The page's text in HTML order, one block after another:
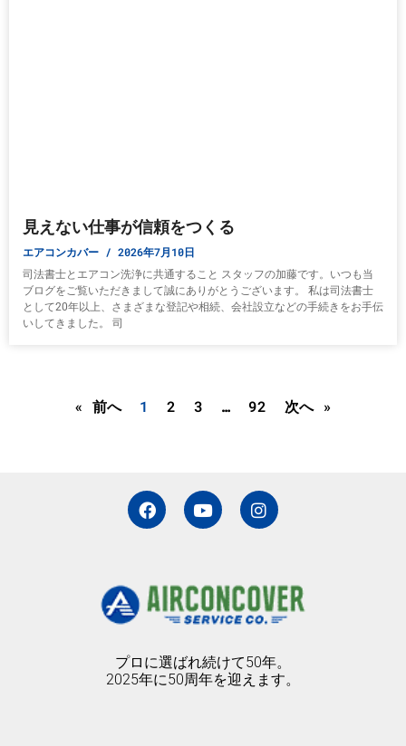
見えない仕事が信頼をつくる
エアコンカバー 2026年7月10日
司法書士とエアコン洗浄に共通すること スタッフの加藤です。いつも当
ブログをご覧いただきまして誠にありがとうございます。 私は司法書士
として20年以上、さまざまな登記や相続、会社設立などの手続きをお手伝
いしてきました。 司
« 前へ 1 2 3 … 92 次へ »
F
a
c
o
o
k
Y
o
u
b
e
I
n
s
g
r
a
プロに選ばれ続けて50年。
2025年に50周年を迎えます。